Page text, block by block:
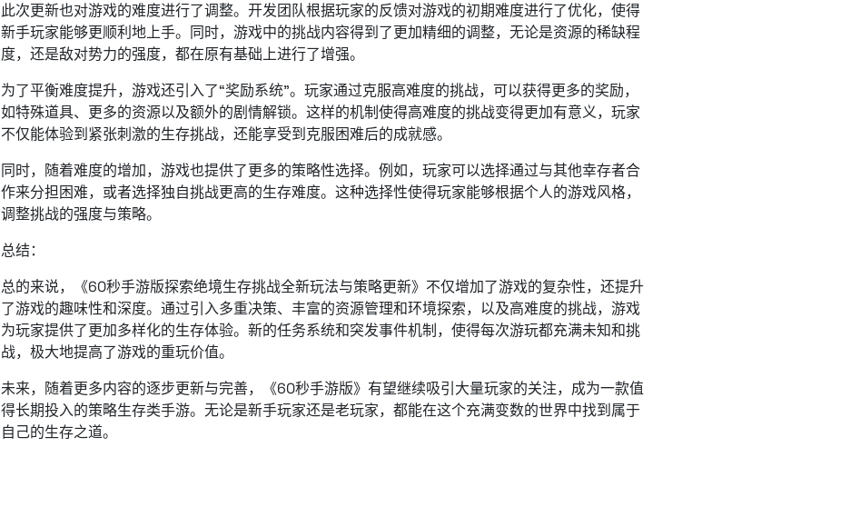
此次更新也对游戏的难度进行了调整。开发团队根据玩家的反馈对游戏的初期难度进行了优化，使得
新手玩家能够更顺利地上手。同时，游戏中的挑战内容得到了更加精细的调整，无论是资源的稀缺程
度，还是敌对势力的强度，都在原有基础上进行了增强。
为了平衡难度提升，游戏还引入了“奖励系统”。玩家通过克服高难度的挑战，可以获得更多的奖励，
如特殊道具、更多的资源以及额外的剧情解锁。这样的机制使得高难度的挑战变得更加有意义，玩家
不仅能体验到紧张刺激的生存挑战，还能享受到克服困难后的成就感。
同时，随着难度的增加，游戏也提供了更多的策略性选择。例如，玩家可以选择通过与其他幸存者合
作来分担困难，或者选择独自挑战更高的生存难度。这种选择性使得玩家能够根据个人的游戏风格，
调整挑战的强度与策略。
总结：
总的来说，《60秒手游版探索绝境生存挑战全新玩法与策略更新》不仅增加了游戏的复杂性，还提升
了游戏的趣味性和深度。通过引入多重决策、丰富的资源管理和环境探索，以及高难度的挑战，游戏
为玩家提供了更加多样化的生存体验。新的任务系统和突发事件机制，使得每次游玩都充满未知和挑
战，极大地提高了游戏的重玩价值。
未来，随着更多内容的逐步更新与完善，《60秒手游版》有望继续吸引大量玩家的关注，成为一款值
得长期投入的策略生存类手游。无论是新手玩家还是老玩家，都能在这个充满变数的世界中找到属于
自己的生存之道。